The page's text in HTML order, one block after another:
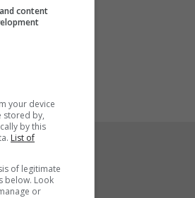
content
your device
stored by,
by this
List of
of legitimate
below. Look
or